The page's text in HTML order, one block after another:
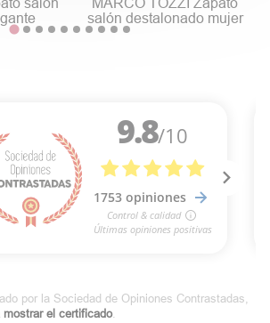
salón destalonado mujer
por la Sociedad de Opiniones Contrastadas,
el certificado.